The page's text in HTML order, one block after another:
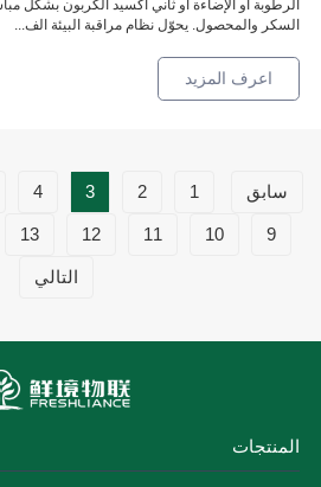
الرطوبة أو الإضاءة أو ثاني أكسيد الكربون بشكل
السكر والمحصول. يحوّل نظام مراقبة البيئة الف...
اعرف المزيد
سابق 1
2
3
4
9
10
11
12
13
التالي
المنتجات